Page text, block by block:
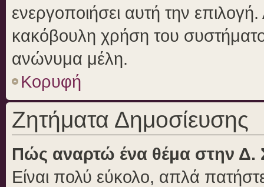
ενεργοποιήσει αυτή την
κακόβουλη χρήση του
ανώνυμα μέλη.
Κορυφή
Ζητήματα Δημοσίευσης
Πώς αναρτώ ένα θέμα στην Δ.
Είναι πολύ εύκολο, απλά